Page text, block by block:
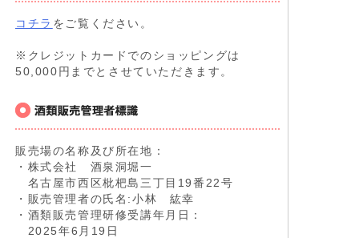
コチラ をご覧ください。
※クレジットカードでのショッピングは
50,000円までとさせていただきます。
販売場の名称及び所在地：
・株式会社 酒泉洞堀一
名古屋市西区枇杷島三丁目19番22号
・販売管理者の氏名:小林 紘幸
・酒類販売管理研修受講年月日：
2025年6月19日